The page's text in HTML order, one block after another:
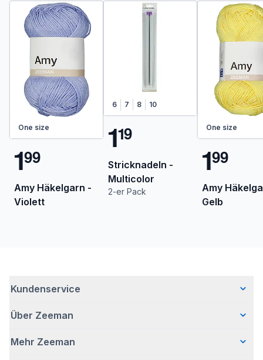
One size
199
Amy Häkelgarn -
Violett
6 7 8 10
119
Stricknadeln -
Multicolor
2-er Pack
One size
199
Amy
Gelb
Kundenservice
Häufig gestellte Fragen
Lieferung
Über Zeeman
Wer wir sind
Mehr Zeeman